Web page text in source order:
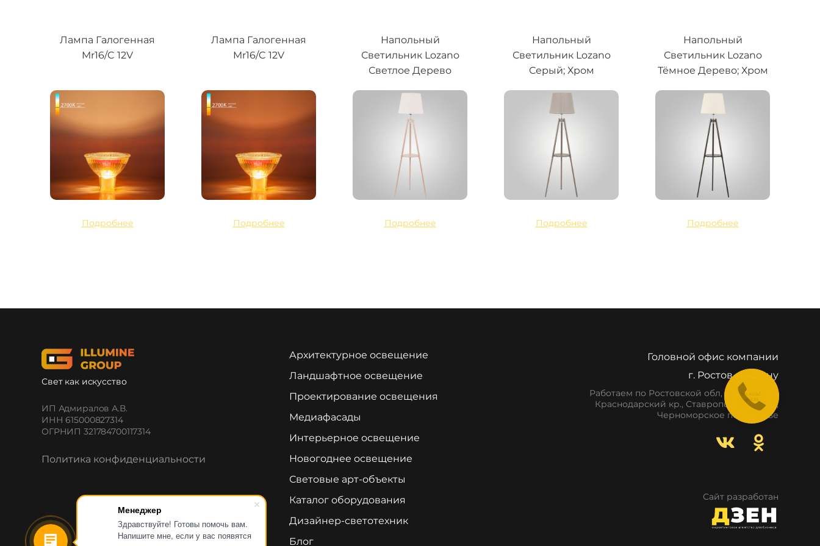
Менеджер
Здравствуйте! Готовы помочь вам.
Напишите мне, если у вас появятся
Лампа Галогенная
Mr16/C 12V
Подробнее
Лампа Галогенная
Mr16/C 12V
Подробнее
Напольный
Светильник Lozano
Светлое Дерево
Подробнее
Напольный
Светильник Lozano
Серый; Хром
Подробнее
Напольный
Светильник Lozano
Тёмное Дерево; Хром
Подробнее
Свет как искусство
ИП Адмиралов А.В.
ИНН 615000827314
ОГРНИП 321784700117314
Политика конфиденциальности
Архитектурное освещение
Ландшафтное освещение
Проектирование освещения
Медиафасады
Интерьерное освещение
Новогоднее освещение
Световые арт-объекты
Каталог оборудования
Дизайнер-светотехник
Блог
Головной офис компании
г. Ростов-на-Дону
Работаем по Ростовской обл, респ. Крым,
Краснодарский кр., Ставропольский кр.,
Черноморское побережье
Сайт разработан